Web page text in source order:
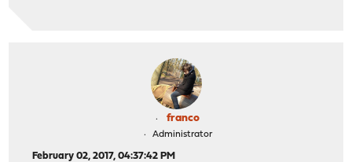
franco
Administrator
February 02, 2017, 04:37:42 PM